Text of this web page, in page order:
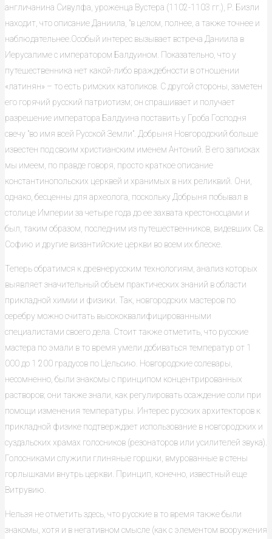
англичанина Сивулфа, уроженца Вустера (1102-1103 гг.), Р. Бизли
находит, что описание Даниила, "в целом, полнее, а также точнее и
наблюдательнее.Особый интерес вызывает встреча Даниила в
Иерусалиме с императором Балдуином. Показательно, что у
путешественника нет какой-либо враждебности в отношении
«латинян» – то есть римских католиков. С другой стороны, заметен
его горячий русский патриотизм; он спрашивает и получает
разрешение императора Балдуина поставить у Гроба Господня
свечу "во имя всей Русской Земли". Добрыня Новгородский больше
известен под своим христианским именем Антоний. В его записках
мы имеем, по правде говоря, просто краткое описание
константинопольских церквей и хранимых в них реликвий. Они,
однако, бесценны для археолога, поскольку Добрыня побывал в
столице Империи за четыре года до ее захвата крестоносцами и
был, таким образом, последним из путешественников, видевших Св.
Софию и другие византийские церкви во всем их блеске.
Теперь обратимся к древнерусским технологиям, анализ которых
выявляет значительный объем практических знаний в области
прикладной химии и физики. Так, новгородских мастеров по
серебру можно считать высококвалифицированными
специалистами своего дела. Стоит также отметить, что русские
мастера по эмали в то время умели добиваться температур от 1
000 до 1 200 градусов по Цельсию. Новгородские солевары,
несомненно, были знакомы с принципом концентрированных
растворов; они также знали, как регулировать осаждение соли при
помощи изменения температуры. Интерес русских архитекторов к
прикладной физике подтверждает использование в новгородских и
суздальских храмах голосников (резонаторов или усилителей звука).
Голосниками служили глиняные горшки, вмурованные в стены
горлышками внутрь церкви. Принцип, конечно, известный еще
Витрувию.
Нельзя не отметить здесь, что русские в то время также были
знакомы, хотя и в негативном смысле (как с элементом вооружения